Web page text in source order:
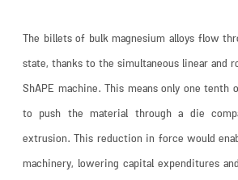
The billets of bulk magnesium alloys flow
state, thanks to the simultaneous linear and
ShAPE machine. This means only one
to push the material through a die
extrusion. This reduction in force would
machinery, lowering capital expenditures